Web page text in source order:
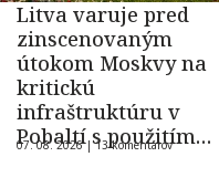
Litva varuje pred
zinscenovaným
útokom Moskvy na
kritickú
infraštruktúru v
Pobaltí s použitím
ukrajinského dronu
07. 08. 2026 |13 komentárov